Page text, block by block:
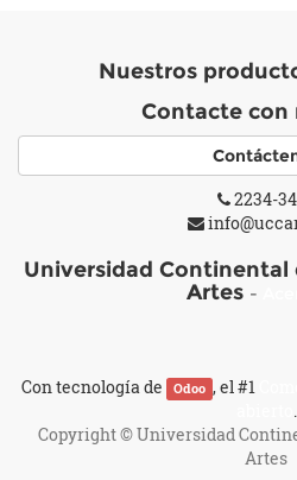
Nuestros
Contacte con
2234-
Universidad Continental
Artes -
Con tecnología de Odoo , el #1
.
Copyright ©Universidad
Artes